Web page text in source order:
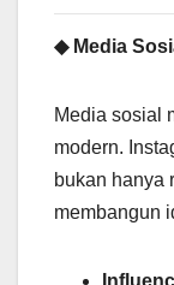
◆ Media
Media sosial
modern.
bukan hanya
membangun